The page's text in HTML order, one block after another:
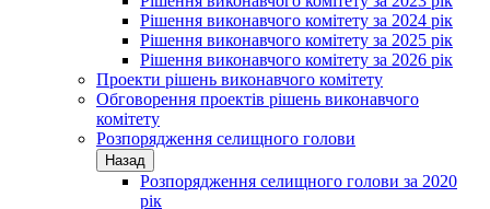
Рішення виконавчого комітету за 2024 рік
Рішення виконавчого комітету за 2025 рік
Рішення виконавчого комітету за 2026 рік
Проекти рішень виконавчого комітету
Обговорення проектів рішень виконавчого
комітету
Розпорядження селищного голови
Назад
Розпорядження селищного голови за 2020
рік